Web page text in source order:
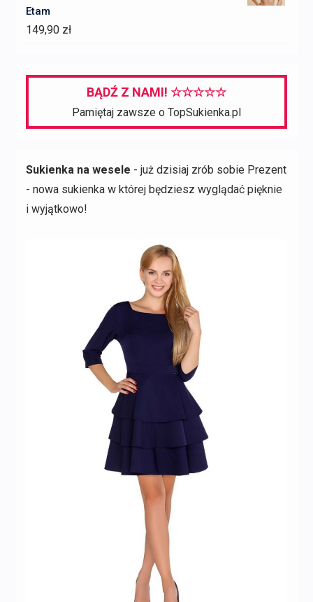
Etam
149,90 zł
BĄDŹ Z NAMI! ☆☆☆☆☆
Pamiętaj zawsze o TopSukienka.pl
Sukienka na wesele - już dzisiaj zrób sobie Prezent
- nowa sukienka w której będziesz wyglądać pięknie
i wyjątkowo!